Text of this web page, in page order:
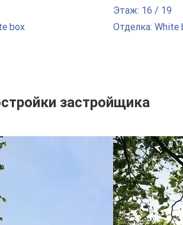
box
Этаж: 16 / 19
Отделка: White
застройщика